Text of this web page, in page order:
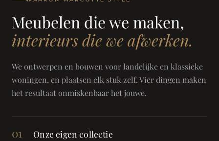
Meubelen die we maken,
interieurs die we afwerken.
We ontwerpen en bouwen voor landelijke en klassieke
woningen, en plaatsen elk stuk zelf. Vier dingen maken
het resultaat onmiskenbaar het jouwe.
01 Onze eigen collectie